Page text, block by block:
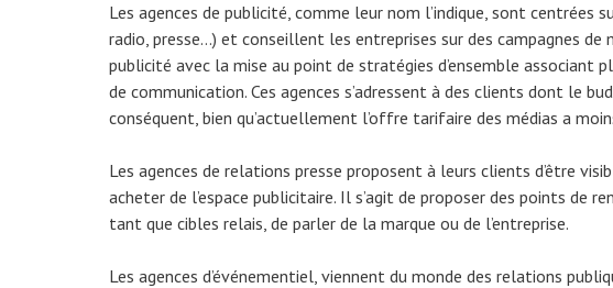
Les agences de publicité, comme leur nom l’indique, sont centrées
radio, presse…) et conseillent les entreprises sur des campagnes
publicité avec la mise au point de stratégies d’ensemble associant
de communication. Ces agences s’adressent à des clients dont le
conséquent, bien qu’actuellement l’offre tarifaire des médias a
Les agences de relations presse proposent à leurs clients d’être
acheter de l’espace publicitaire. Il s’agit de proposer des points de
tant que cibles relais, de parler de la marque ou de l’entreprise.
Les agences d’événementiel, viennent du monde des relations